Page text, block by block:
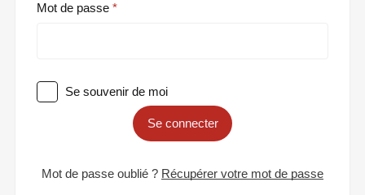
Mot de passe
Se souvenir de moi
Se connecter
Mot de passe oublié ? Récupérer votre mot de passe